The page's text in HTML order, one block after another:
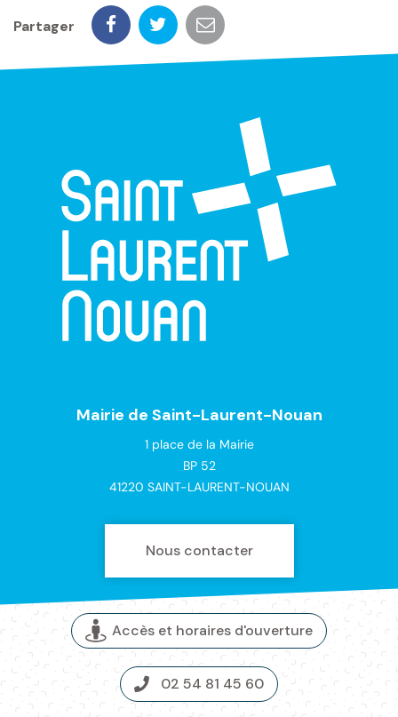
Partager
Mairie de Saint-Laurent-Nouan
1 place de la Mairie
BP 52
41220 SAINT-LAURENT-NOUAN
Nous contacter
Accès et horaires d'ouverture
02 54 81 45 60